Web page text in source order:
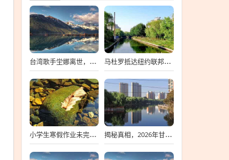
台湾歌手坣娜离世，音乐界痛失璀璨之星 马杜罗抵达纽约联邦法院，一场备受瞩目的司法之旅
小学生寒假作业未完成离家出走，深度探究背后的原因与应对策略 揭秘真相，2026年甘肃省考标准答案不实传闻背后的真相探索